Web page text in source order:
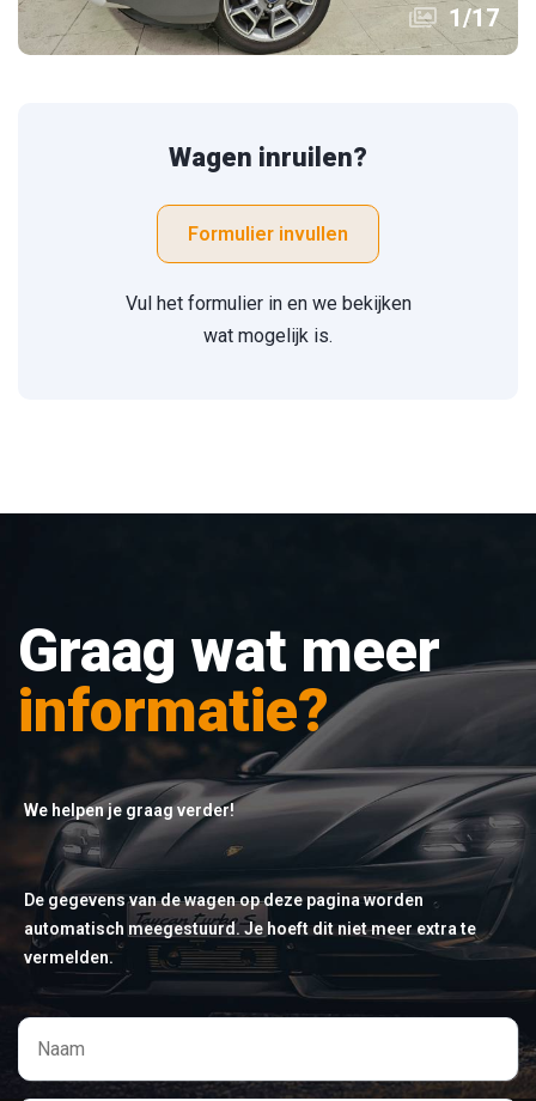
1/17
Wagen inruilen?
Formulier invullen
Vul het formulier in en we bekijken
wat mogelijk is.
Graag wat meer
informatie?
We helpen je graag verder!
De gegevens van de wagen op deze pagina worden
automatisch meegestuurd. Je hoeft dit niet meer extra te
vermelden.